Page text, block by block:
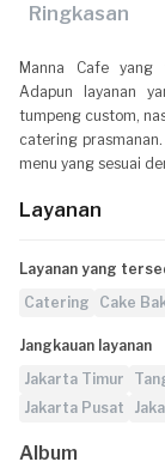
Ringkasan
Manna Cafe yang
Adapun layanan
tumpeng custom,
catering
menu yang sesuai
Layanan
Layanan yang
Catering
Cake
Jangkauan layanan
Jakarta Timur
Jakarta Pusat
Album